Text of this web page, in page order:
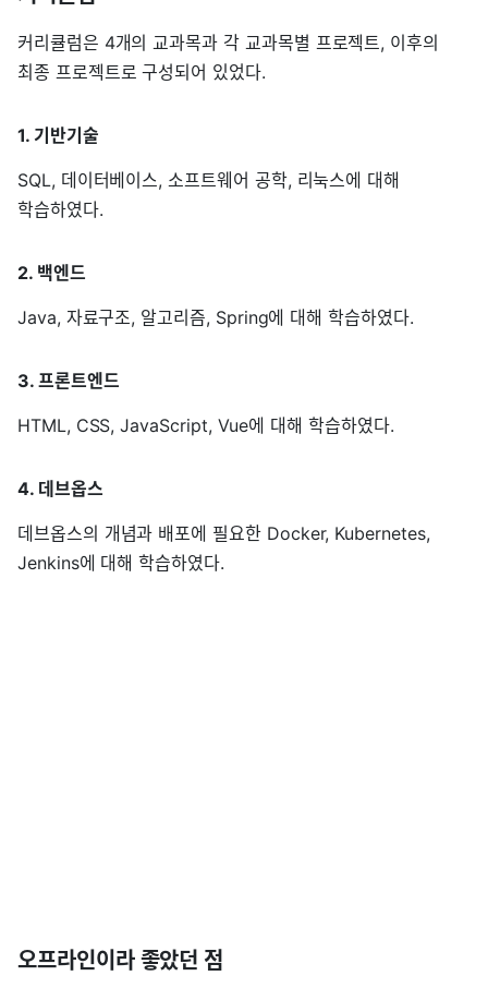
커리큘럼은 4개의 교과목과 각 교과목별 프로젝트, 이후의
최종 프로젝트로 구성되어 있었다.
1. 기반기술
SQL, 데이터베이스, 소프트웨어 공학, 리눅스에 대해
학습하였다.
2. 백엔드
Java, 자료구조, 알고리즘, Spring에 대해 학습하였다.
3. 프론트엔드
HTML, CSS, JavaScript, Vue에 대해 학습하였다.
4. 데브옵스
데브옵스의 개념과 배포에 필요한 Docker, Kubernetes,
Jenkins에 대해 학습하였다.
오프라인이라 좋았던 점